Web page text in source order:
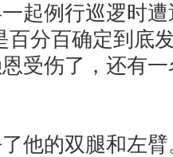
起例行巡逻时
百分百确定到底
受伤了，还有
他的双腿和左